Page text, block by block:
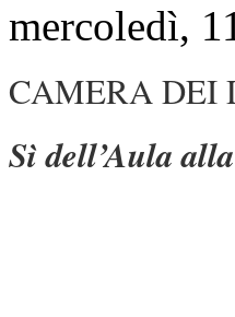
mercoledì,
CAMERA DEI
Sì dell’Aula